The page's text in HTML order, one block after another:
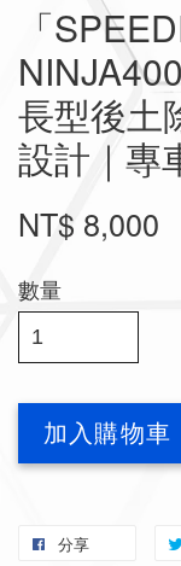
「
長型後土
設計｜專
NT$ 8,000
數量
加入購物車
分享